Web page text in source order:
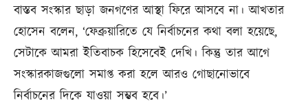
বাস্তব সংস্কার ছাড়া জনগণের আস্থা ফিরে আসবে না। আখতার
হোসেন বলেন, ‘ফেব্রুয়ারিতে যে নির্বাচনের কথা বলা হয়েছে,
সেটাকে আমরা ইতিবাচক হিসেবেই দেখি। কিন্তু তার আগে
সংস্কারকাজগুলো সমাপ্ত করা হলে আরও গোছানোভাবে
নির্বাচনের দিকে যাওয়া সম্ভব হবে।’